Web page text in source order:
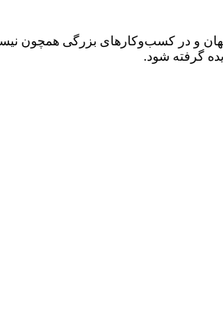
جهان و در کسب‌وکارهای بزرگی همچون
گرفته شود.